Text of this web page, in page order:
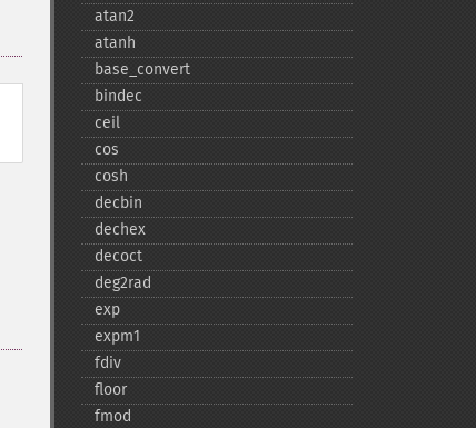
atan2
atanh
base_​convert
bindec
ceil
cos
cosh
decbin
dechex
decoct
deg2rad
exp
expm1
fdiv
floor
fmod